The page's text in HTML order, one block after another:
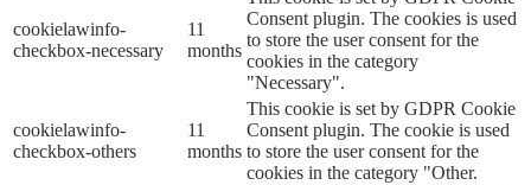
cookielawinfo-
checkbox-necessary
11
months
Consent plugin. The cookies is used
to store the user consent for the
cookies in the category
"Necessary".
cookielawinfo-
checkbox-others
11
months
This cookie is set by GDPR Cookie
Consent plugin. The cookie is used
to store the user consent for the
cookies in the category "Other.